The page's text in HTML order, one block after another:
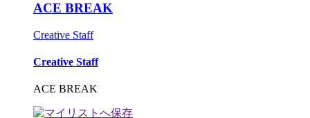
ACE BREAK
Creative Staff
Creative Staff
ACE BREAK